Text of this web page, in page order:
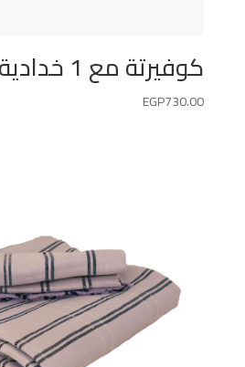
كوفيرتة مع 1 خدادية 180*240
EGP730.00